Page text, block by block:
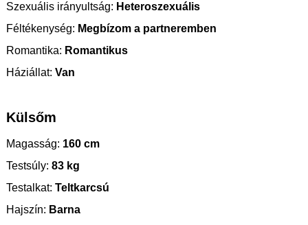
Szexuális irányultság: Heteroszexuális
Féltékenység: Megbízom a partneremben
Romantika: Romantikus
Háziállat: Van
Külsőm
Magasság: 160 cm
Testsúly: 83 kg
Testalkat: Teltkarcsú
Hajszín: Barna